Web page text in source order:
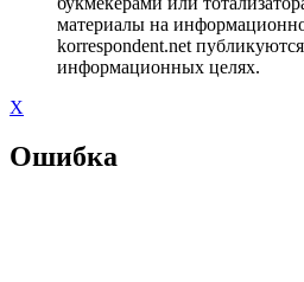
материалы на
korrespondent.net
информационных целях.
X
Ошибка